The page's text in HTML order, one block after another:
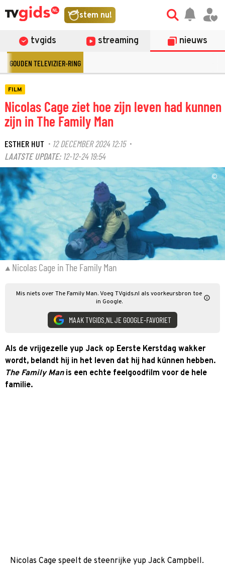
stem nu!
tvgids streaming nieuws
GOUDEN TELEVIZIER-RING
FILM
Nicolas Cage ziet hoe zijn leven had kunnen
zijn in The Family Man
ESTHER HUT · 12 DECEMBER 2024 12:15·
LAATSTE UPDATE: 12-12-24 19:54
©
Nicolas Cage in The Family Man
Mis niets over The Family Man. Voeg TVgids.nl als voorkeursbron toe
in Google.
MAAK TVGIDS.NL JE GOOGLE-FAVORIET
Als de vrijgezelle yup Jack op Eerste Kerstdag wakker
wordt, belandt hij in het leven dat hij had kúnnen hebben.
The Family Man is een echte feelgoodfilm voor de hele
familie.
Nicolas Cage speelt de steenrijke yup Jack Campbell.